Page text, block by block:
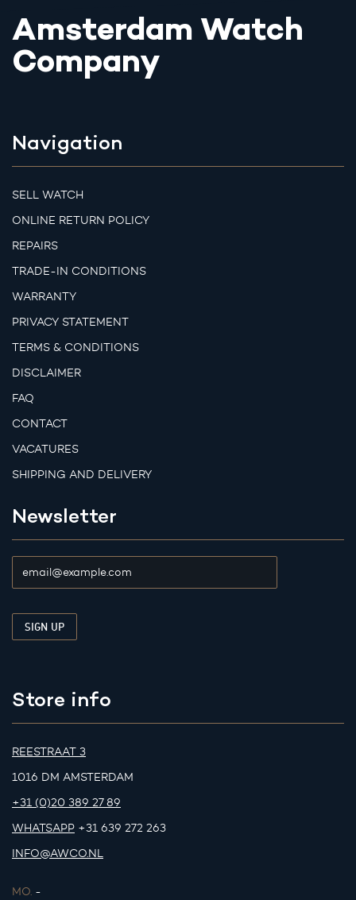
Amsterdam Watch
Company
Navigation
SELL WATCH
ONLINE RETURN POLICY
REPAIRS
TRADE-IN CONDITIONS
WARRANTY
PRIVACY STATEMENT
TERMS & CONDITIONS
DISCLAIMER
FAQ
CONTACT
VACATURES
SHIPPING AND DELIVERY
Newsletter
Store info
REESTRAAT 3
1016 DM AMSTERDAM
+31 (0)20 389 27 89
WHATSAPP +31 639 272 263
INFO@AWCO.NL
MO. -